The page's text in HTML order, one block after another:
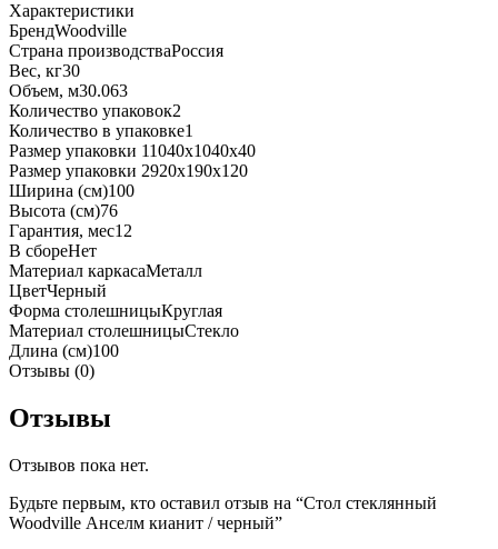
Характеристики
БрендWoodville
Страна производстваРоссия
Вес, кг30
Объем, м30.063
Количество упаковок2
Количество в упаковке1
Размер упаковки 11040x1040x40
Размер упаковки 2920x190x120
Ширина (см)100
Высота (см)76
Гарантия, мес12
В сбореНет
Материал каркасаМеталл
ЦветЧерный
Форма столешницыКруглая
Материал столешницыСтекло
Длина (см)100
Отзывы (0)
Отзывы
Отзывов пока нет.
Будьте первым, кто оставил отзыв на “Стол стеклянный
Woodville Анселм кианит / черный”